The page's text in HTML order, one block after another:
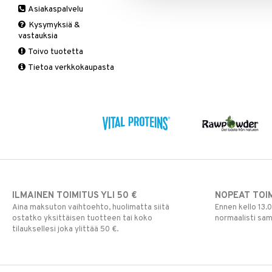
Ruuansulatus
Suolisto
Muut
Valkosipuli
Yskään
B-vitamiinit
C-vitamiinit
Miehet
Multimineraalit
Muut
Q-10
Schizandra
Suorituskyky
Asiakaspalvelu
Kysymyksiä &
vastauksia
Toivo tuotetta
Tietoa verkkokaupasta
ILMAINEN TOIMITUS YLI 50 €
Aina maksuton vaihtoehto, huolimatta siitä
ostatko yksittäisen tuotteen tai koko
tilauksellesi joka ylittää 50 €.
NOPEAT
Ennen kello
normaalisti